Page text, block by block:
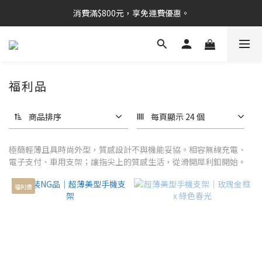
消費滿$800元，享免運費優惠。
福利品
商品排序 每頁顯示 24 個
極簡輕薄且具時尚外型，質感設計不與機能妥協。相容無線充電、
電子支付、車用支架；讓指尖上的質感生活，從滑開犀利釦開始。
福利價